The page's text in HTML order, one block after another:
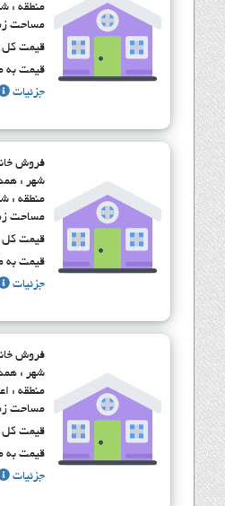
منطقه :
مساحت
قیمت کل
قیمت به
جزئیات
فروش
شهر :
منطقه :
مساحت
قیمت کل
قیمت به
جزئیات
فروش
شهر :
منطقه :
مساحت
قیمت کل
قیمت به
جزئیات